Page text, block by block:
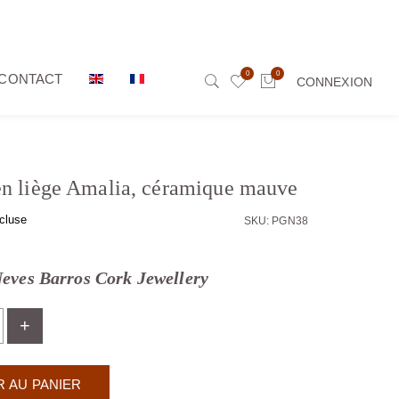
0 0
CONNEXION
liège Amalia, céramique mauve
SKU: PGN38
Barros Cork Jewellery
+
AU PANIER